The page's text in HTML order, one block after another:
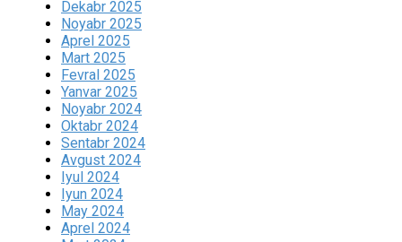
Dekabr 2025
Noyabr 2025
Aprel 2025
Mart 2025
Fevral 2025
Yanvar 2025
Noyabr 2024
Oktabr 2024
Sentabr 2024
Avgust 2024
Iyul 2024
Iyun 2024
May 2024
Aprel 2024